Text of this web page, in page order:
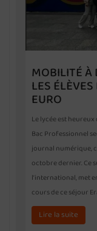
MOBILITÉ À
LES
EURO
Le lycée est
Bac Professionnel
journal numérique,
octobre dernier. Ce
l’international, met
cours de ce séjour
Lire la suite